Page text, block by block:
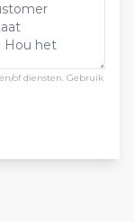
of diensten. Gebruik